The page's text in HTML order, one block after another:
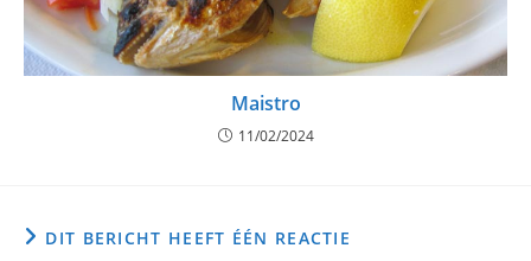
Maistro
11/02/2024
DIT BERICHT HEEFT ÉÉN REACTIE